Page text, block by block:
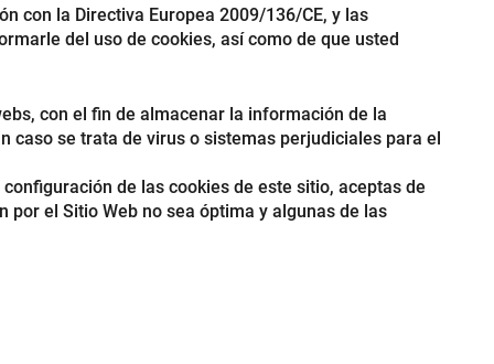
con la Directiva Europea 2009/136/CE, y las
del uso de cookies, así como de que usted
con el fin de almacenar la información de la
caso se trata de virus o sistemas perjudiciales para el
de las cookies de este sitio, aceptas de
por el Sitio Web no sea óptima y algunas de las